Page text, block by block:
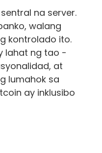
na server.
walang
kontrolado ito.
lahat ng tao -
at
lumahok sa
ay inklusibo